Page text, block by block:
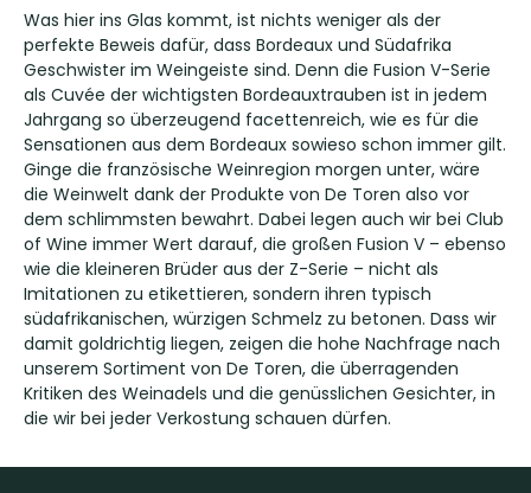
Was hier ins Glas kommt, ist nichts weniger als der
perfekte Beweis dafür, dass Bordeaux und Südafrika
Geschwister im Weingeiste sind. Denn die Fusion V-Serie
als Cuvée der wichtigsten Bordeauxtrauben ist in jedem
Jahrgang so überzeugend facettenreich, wie es für die
Sensationen aus dem Bordeaux sowieso schon immer gilt.
Ginge die französische Weinregion morgen unter, wäre
die Weinwelt dank der Produkte von De Toren also vor
dem schlimmsten bewahrt. Dabei legen auch wir bei Club
of Wine immer Wert darauf, die großen Fusion V – ebenso
wie die kleineren Brüder aus der Z-Serie – nicht als
Imitationen zu etikettieren, sondern ihren typisch
südafrikanischen, würzigen Schmelz zu betonen. Dass wir
damit goldrichtig liegen, zeigen die hohe Nachfrage nach
unserem Sortiment von De Toren, die überragenden
Kritiken des Weinadels und die genüsslichen Gesichter, in
die wir bei jeder Verkostung schauen dürfen.